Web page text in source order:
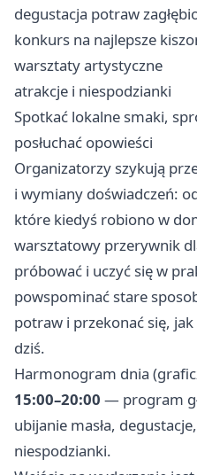
degustacja potraw
konkurs na najlepsze
warsztaty artystyczne
atrakcje i niespodzianki
Spotkać lokalne smaki,
posłuchać opowieści
Organizatorzy szykują
i wymiany doświadczeń:
które kiedyś robiono w
warsztatowy przerywnik
próbować i uczyć się w
powspominać stare
potraw i przekonać się,
dziś.
Harmonogram dnia
15:00–20:00 — program
ubijanie masła,
niespodzianki.